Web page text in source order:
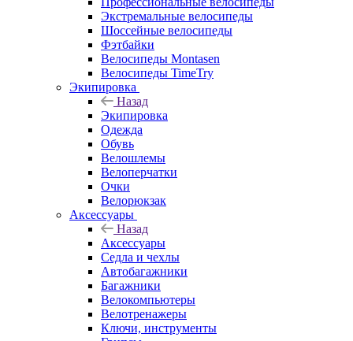
Экстремальные велосипеды
Шоссейные велосипеды
Фэтбайки
Велосипеды Montasen
Велосипеды TimeTry
Экипировка
Назад
Экипировка
Одежда
Обувь
Велошлемы
Велоперчатки
Очки
Велорюкзак
Аксессуары
Назад
Аксессуары
Седла и чехлы
Автобагажники
Багажники
Велокомпьютеры
Велотренажеры
Ключи, инструменты